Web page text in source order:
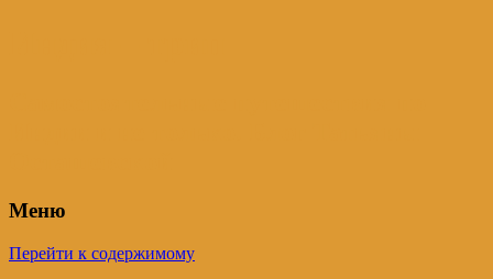
Меню
Перейти к содержимому